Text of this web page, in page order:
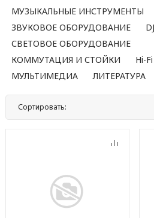
МУЗЫКАЛЬНЫЕ ИНСТРУМЕНТЫ
ЗВУКОВОЕ ОБОРУДОВАНИЕ
СВЕТОВОЕ ОБОРУДОВАНИЕ
КОММУТАЦИЯ И СТОЙКИ
Hi-
МУЛЬТИМЕДИА
ЛИТЕРАТУРА
Сортировать: